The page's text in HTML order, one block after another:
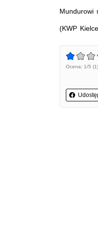
Mundurowi
(KWP
Ocena: 1/5 (1)